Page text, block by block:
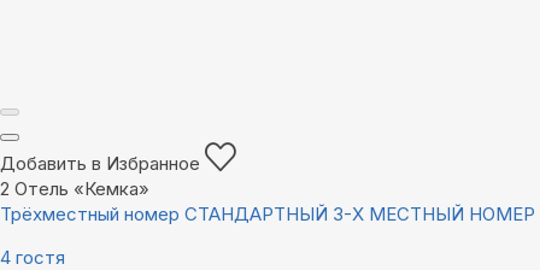
Добавить в Избранное
2 Отель «Кемка»
Трёхместный номер СТАНДАРТНЫЙ 3-Х МЕСТНЫЙ НОМЕР
4 гостя